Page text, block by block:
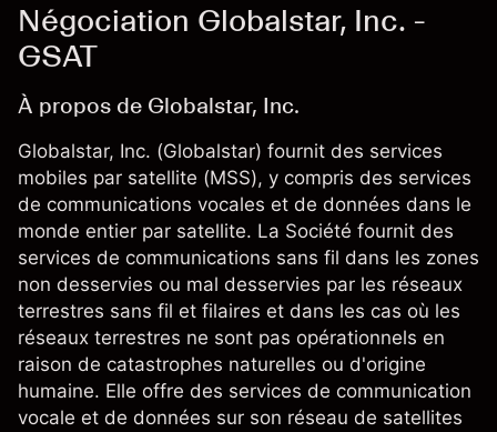
Négociation Globalstar, Inc. -
GSAT
À propos de Globalstar, Inc.
Globalstar, Inc. (Globalstar) fournit des services
mobiles par satellite (MSS), y compris des services
de communications vocales et de données dans le
monde entier par satellite. La Société fournit des
services de communications sans fil dans les zones
non desservies ou mal desservies par les réseaux
terrestres sans fil et filaires et dans les cas où les
réseaux terrestres ne sont pas opérationnels en
raison de catastrophes naturelles ou d'origine
humaine. Elle offre des services de communication
vocale et de données sur son réseau de satellites